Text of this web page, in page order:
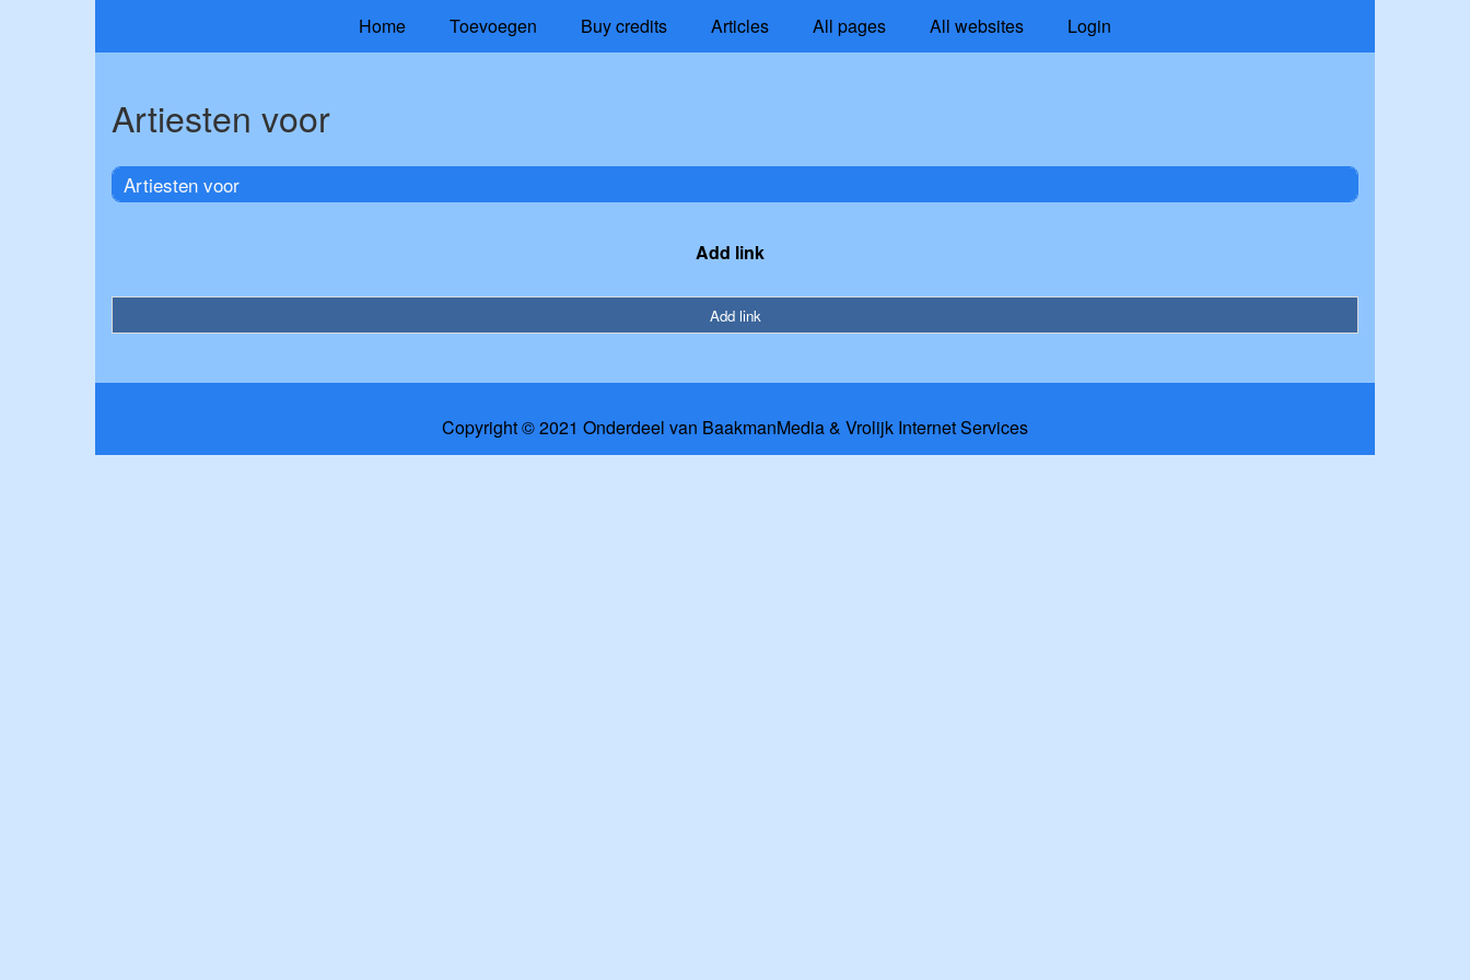
Home Toevoegen Buy credits Articles All pages All websites Login
Artiesten voor
Artiesten voor
Add link
Add link
Copyright © 2021 Onderdeel van BaakmanMedia& Vrolijk Internet Services